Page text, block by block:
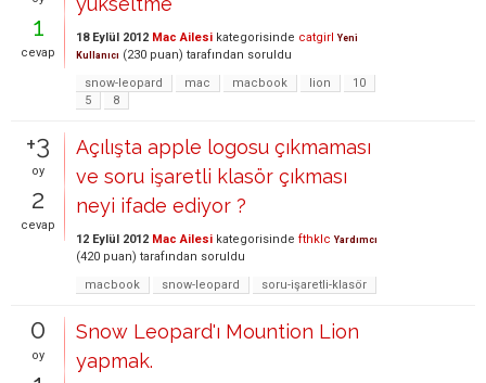
1
cevap
18 Eylül 2012 Mac Ailesi kategorisinde catgirl Yeni
Kullanıcı (230 puan) tarafından soruldu
snow-leopard
mac macbook lion
10
5
8
+3
oy
2
cevap
Açılışta apple logosu çıkmaması
ve soru işaretli klasör çıkması
neyi ifade ediyor ?
12 Eylül 2012 Mac Ailesi kategorisinde fthklc Yardımcı
(420 puan) tarafından soruldu
macbook
snow-leopard soru-işaretli-klasör
0
oy
Snow Leopard'ı Mountion Lion
yapmak.